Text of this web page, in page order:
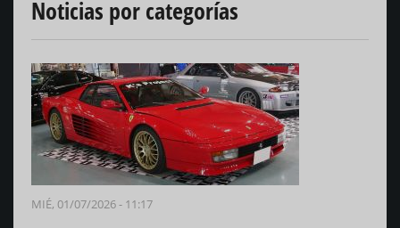
Noticias por categorías
MIÉ, 01/07/2026 - 11:17